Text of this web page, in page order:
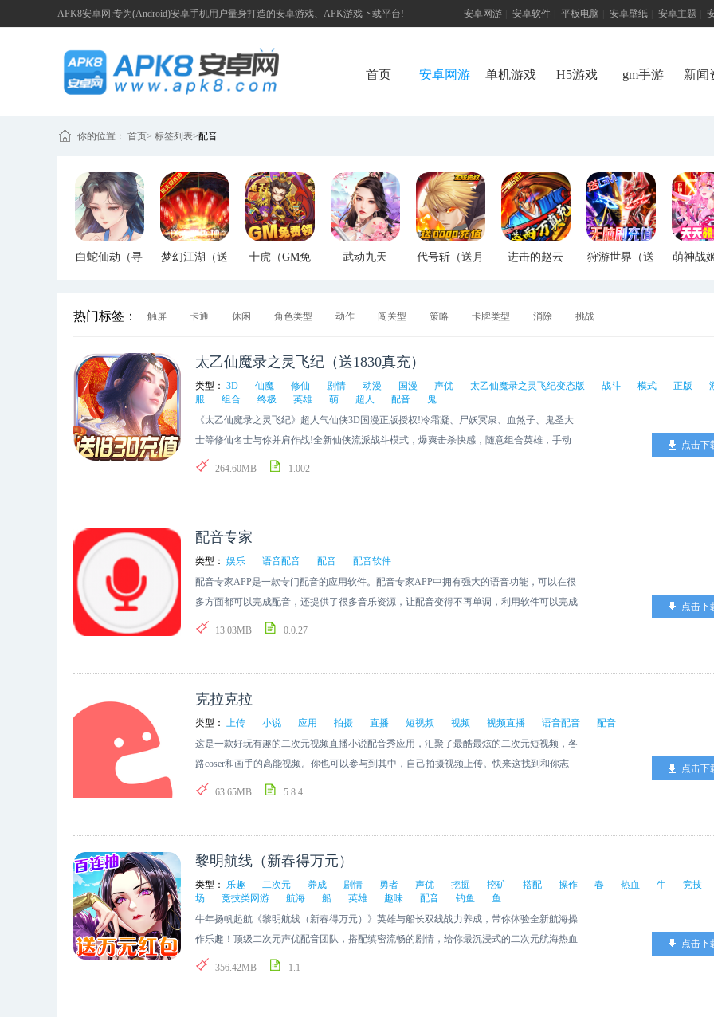
APK8安卓网:专为(Android)安卓手机用户量身打造的安卓游戏、APK游戏下载平台! 安卓网游 安卓软件 平板电脑 安卓壁纸 安卓主题
首页 安卓网游 单机游戏 H5游戏 gm手游 新闻
你的位置： 首页> 标签列表>配音
白蛇仙劫（寻
梦幻江湖（送
十虎（GM免
武动九天
代号斩（送月
进击的赵云
狩游世界（送
萌神战
热门标签： 触屏 卡通 休闲 角色类型 动作 闯关型 策略 卡牌类型 消除 挑战
太乙仙魔录之灵飞纪（送1830真充）
类型： 3D 仙魔 修仙 剧情 动漫 国漫 声优 太乙仙魔录之灵飞纪变态版 战斗 模式 正版
服
组合 终极 英雄 萌 超人 配音
鬼
《太乙仙魔录之灵飞纪》超人气仙侠3D国漫正版授权!冷霜凝、尸妖冥泉、血煞子、鬼圣大
士等修仙名士与你并肩作战!全新仙侠流派战斗模式，爆爽击杀快感，随意组合英雄，手动
释放大招，法器终极还原、超强仙术对决，真正的仙侠战斗本该如此。动漫原作团队亲自监
264.60MB 1.002
点击下
配音专家
类型： 娱乐 语音配音 配音
配音软件
配音专家APP是一款专门配音的应用软件。配音专家APP中拥有强大的语音功能，可以在很
多方面都可以完成配音，还提供了很多音乐资源，让配音变得不再单调，利用软件可以完成
一段很好的配音，使用方便。喜欢的用户可以来下载试试。
13.03MB 0.0.27
点击下
克拉克拉
类型： 上传 小说 应用 拍摄 直播 短视频 视频 视频直播 语音配音
配音
这是一款好玩有趣的二次元视频直播小说配音秀应用，汇聚了最酷最炫的二次元短视频，各
路coser和画手的高能视频。你也可以参与到其中，自己拍摄视频上传。快来这找到和你志
趣相投的小伙伴们吧。
63.65MB 5.8.4
点击下
黎明航线（新春得万元）
类型： 乐趣 二次元 养成 剧情 勇者 声优 挖掘 挖矿 搭配 操作 春 热血 牛 竞技
场
竞技类网游 航海 船 英雄 趣味 配音 钓鱼
鱼
牛年扬帆起航《黎明航线（新春得万元）》英雄与船长双线战力养成，带你体验全新航海操
作乐趣！顶级二次元声优配音团队，搭配缜密流畅的剧情，给你最沉浸式的二次元航海热血
盛宴；王城战，竞技场，勇者竞速，限时钓鱼，挖矿等多样化趣味玩法搭配，新世界航海玩
356.42MB 1.1
点击下